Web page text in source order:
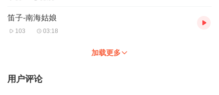
笛子-南海姑娘
103 03:18
加载更多
用户评论